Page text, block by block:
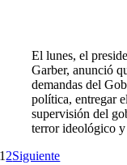
El lunes, el
Garber, anunció
demandas del
política, entregar
supervisión del
terror ideológico
1 2Siguiente